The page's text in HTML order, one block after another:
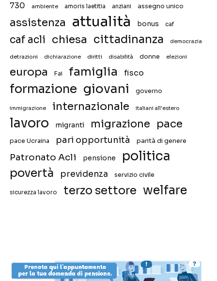
730 ambiente amoris laetitia anziani assegno unico
assistenza attualità bonus caf
caf acli chiesa cittadinanza democrazia
detrazioni dichiarazione diritti disabilità donne elezioni
europa Fai famiglia fisco
formazione giovani governo
immigrazione internazionale italiani all'estero
lavoro migranti migrazione pace
pace Ucraina pari opportunità parità di genere
Patronato Acli pensione politica
povertà previdenza servizio civile
sicurezza lavoro terzo settore welfare